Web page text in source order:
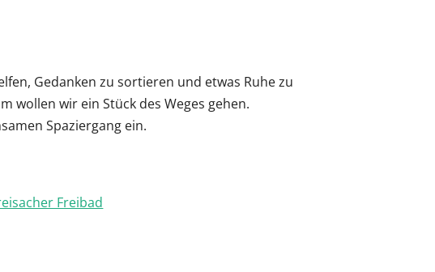
Gedanken zu sortieren und etwas Ruhe zu
wollen wir ein Stück des Weges gehen.
Spaziergang ein.
Freibad